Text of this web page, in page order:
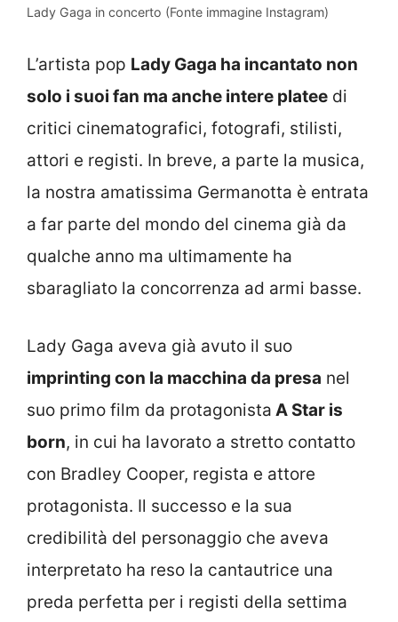
Lady Gaga in concerto (Fonte immagine Instagram)
L’artista pop Lady Gaga ha incantato non
solo i suoi fan ma anche intere platee di
critici cinematografici, fotografi, stilisti,
attori e registi. In breve, a parte la musica,
la nostra amatissima Germanotta è entrata
a far parte del mondo del cinema già da
qualche anno ma ultimamente ha
sbaragliato la concorrenza ad armi basse.
Lady Gaga aveva già avuto il suo
imprinting con la macchina da presa nel
suo primo film da protagonista A Star is
born, in cui ha lavorato a stretto contatto
con Bradley Cooper, regista e attore
protagonista. Il successo e la sua
credibilità del personaggio che aveva
interpretato ha reso la cantautrice una
preda perfetta per i registi della settima